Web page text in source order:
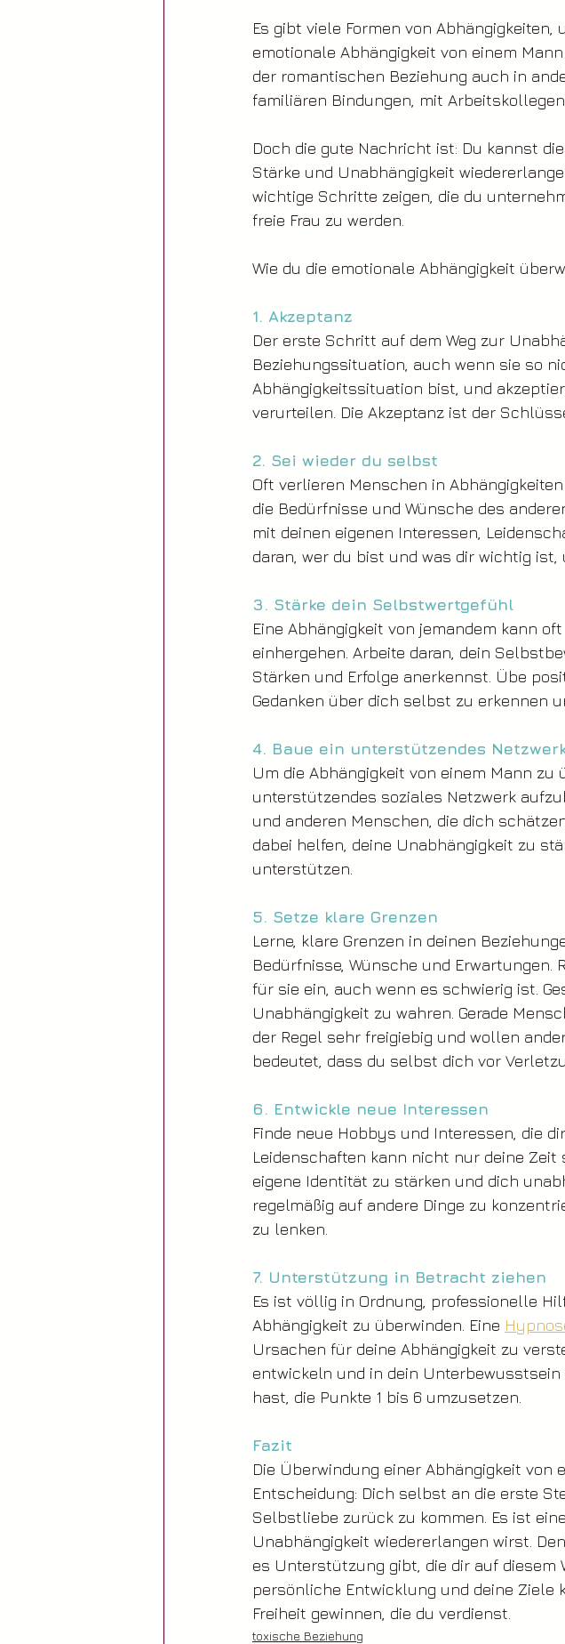
Es gibt viele Formen von
emotionale Abhängigkeit von einem
der romantischen Beziehung auch in
familiären Bindungen, mit
Doch die gute Nachricht ist: Du kannst
Stärke und Unabhängigkeit
wichtige Schritte zeigen, die du
freie Frau zu werden.
Wie du die emotionale Abhängigkeit
1. Akzeptanz
Der erste Schritt auf dem Weg zur
Beziehungssituation, auch wenn sie so
Abhängigkeitssituation bist, und
verurteilen. Die Akzeptanz ist der
2. Sei wieder du selbst
Oft verlieren Menschen in
die Bedürfnisse und Wünsche des
mit deinen eigenen Interessen,
daran, wer du bist und was dir wichtig ist,
3. Stärke dein Selbstwertgefühl
Eine Abhängigkeit von jemandem kann
einhergehen. Arbeite daran, dein
Stärken und Erfolge anerkennst. Übe
Gedanken über dich selbst zu erkennen
4. Baue ein unterstützendes
Um die Abhängigkeit von einem Mann zu
unterstützendes soziales Netzwerk
und anderen Menschen, die dich
dabei helfen, deine Unabhängigkeit zu
unterstützen.
5. Setze klare Grenzen
Lerne, klare Grenzen in deinen
Bedürfnisse, Wünsche und Erwartungen.
für sie ein, auch wenn es schwierig ist.
Unabhängigkeit zu wahren. Gerade
der Regel sehr freigiebig und wollen
bedeutet, dass du selbst dich vor
6. Entwickle neue Interessen
Finde neue Hobbys und Interessen, die
Leidenschaften kann nicht nur deine
eigene Identität zu stärken und dich
regelmäßig auf andere Dinge zu
zu lenken.
7. Unterstützung in Betracht ziehen
Es ist völlig in Ordnung, professionelle
Abhängigkeit zu überwinden. Eine
Ursachen für deine Abhängigkeit zu
entwickeln und in dein
hast, die Punkte 1 bis 6 umzusetzen.
Fazit
Die Überwindung einer Abhängigkeit
Entscheidung: Dich selbst an die erste
Selbstliebe zurück zu kommen. Es ist
Unabhängigkeit wiedererlangen wirst.
es Unterstützung gibt, die dir auf diesem
persönliche Entwicklung und deine
Freiheit gewinnen, die du verdienst.
toxische Beziehung